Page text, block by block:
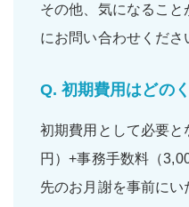
その他、気になるこ
にお問い合わせくださ
Q. 初期費用はどの
初期費用として必要
円）+事務手数料（
先のお月謝を事前に